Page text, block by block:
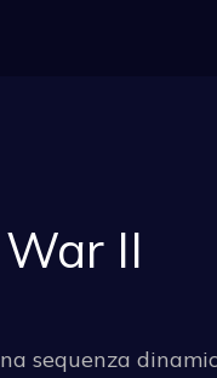
II
sequenza